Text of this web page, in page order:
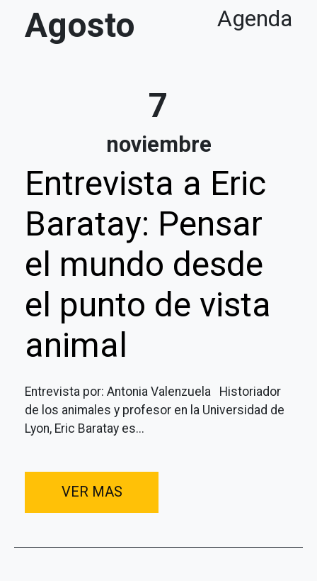
Agosto Agenda
7
noviembre
Entrevista a Eric
Baratay: Pensar
el mundo desde
el punto de vista
animal
Entrevista por: Antonia Valenzuela Historiador
de los animales y profesor en la Universidad de
Lyon, Eric Baratay es...
VER MAS